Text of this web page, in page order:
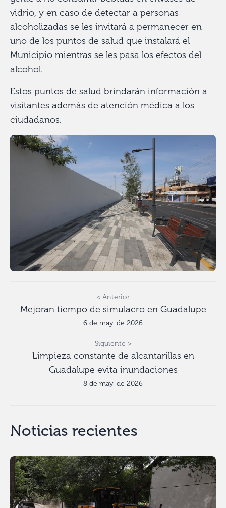
vidrio, y en caso de detectar a personas
alcoholizadas se les invitará a permanecer en
uno de los puntos de salud que instalará el
Municipio mientras se les pasa los efectos del
alcohol.
Estos puntos de salud brindarán información a
visitantes además de atención médica a los
ciudadanos.
< Anterior
Mejoran tiempo de simulacro en Guadalupe
6 de may. de 2026
Siguiente >
Limpieza constante de alcantarillas en
Guadalupe evita inundaciones
8 de may. de 2026
Noticias recientes